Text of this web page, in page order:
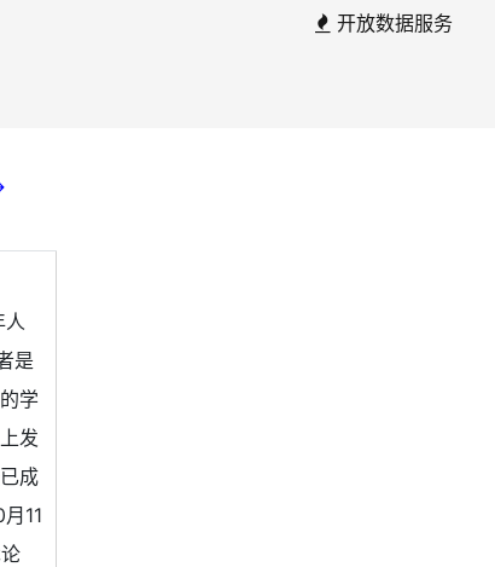
开放数据服务
是
学
发
成
11